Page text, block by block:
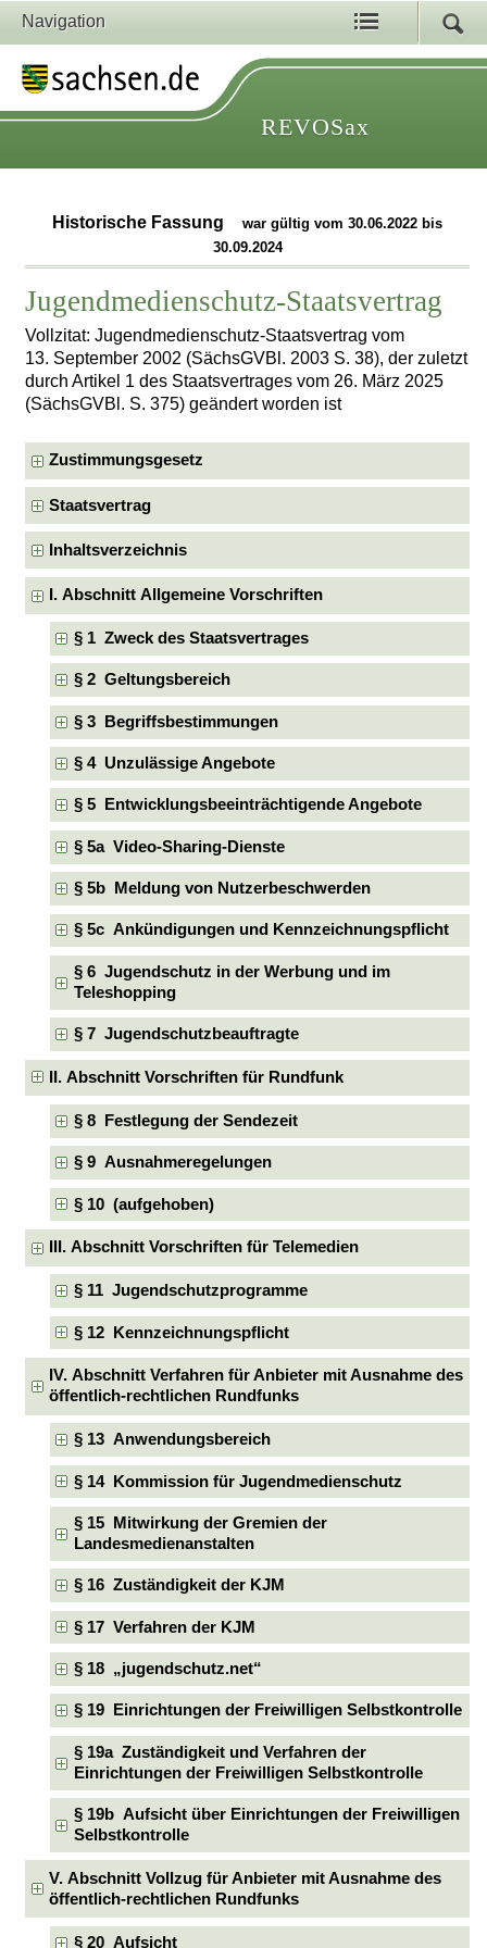
Navigation
REVOSax
Historische Fassung
war gültig vom 30.06.2022 bis
30.09.2024
Jugendmedienschutz-Staatsvertrag
Vollzitat: Jugendmedienschutz-Staatsvertrag vom
13. September 2002 (SächsGVBl. 2003 S. 38), der zuletzt
durch Artikel 1 des Staatsvertrages vom 26. März 2025
(SächsGVBl. S. 375) geändert worden ist
Zustimmungsgesetz
Staatsvertrag
Inhaltsverzeichnis
I. Abschnitt Allgemeine Vorschriften
§ 1 Zweck des Staatsvertrages
§ 2 Geltungsbereich
§ 3 Begriffsbestimmungen
§ 4 Unzulässige Angebote
§ 5 Entwicklungsbeeinträchtigende Angebote
§ 5a Video-Sharing-Dienste
§ 5b Meldung von Nutzerbeschwerden
§ 5c Ankündigungen und Kennzeichnungspflicht
§ 6 Jugendschutz in der Werbung und im
Teleshopping
§ 7 Jugendschutzbeauftragte
II. Abschnitt Vorschriften für Rundfunk
§ 8 Festlegung der Sendezeit
§ 9 Ausnahmeregelungen
§ 10 (aufgehoben)
III. Abschnitt Vorschriften für Telemedien
§ 11 Jugendschutzprogramme
§ 12 Kennzeichnungspflicht
IV. Abschnitt Verfahren für Anbieter mit Ausnahme des
öffentlich-rechtlichen Rundfunks
§ 13 Anwendungsbereich
§ 14 Kommission für Jugendmedienschutz
§ 15 Mitwirkung der Gremien der
Landesmedienanstalten
§ 16 Zuständigkeit der KJM
§ 17 Verfahren der KJM
§ 18 „jugendschutz.net“
§ 19 Einrichtungen der Freiwilligen Selbstkontrolle
§ 19a Zuständigkeit und Verfahren der
Einrichtungen der Freiwilligen Selbstkontrolle
§ 19b Aufsicht über Einrichtungen der Freiwilligen
Selbstkontrolle
V. Abschnitt Vollzug für Anbieter mit Ausnahme des
öffentlich-rechtlichen Rundfunks
§ 20 Aufsicht